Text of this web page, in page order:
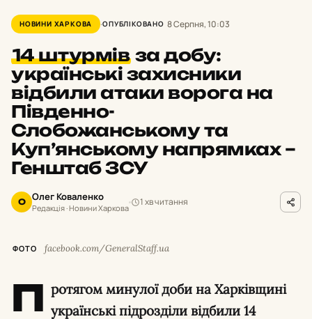
НОВИНИ ХАРКОВА ОПУБЛІКОВАНО 8 Серпня, 10:03
14 штурмів за добу:
українські захисники
відбили атаки ворога на
Південно-
Слобожанському та
Куп’янському напрямках –
Генштаб ЗСУ
О Олег Коваленко
Редакція · Новини Харкова
1 хв читання
ФОТО facebook.com/GeneralStaff.ua
П ротягом минулої доби на Харківщині
українські підрозділи відбили 14